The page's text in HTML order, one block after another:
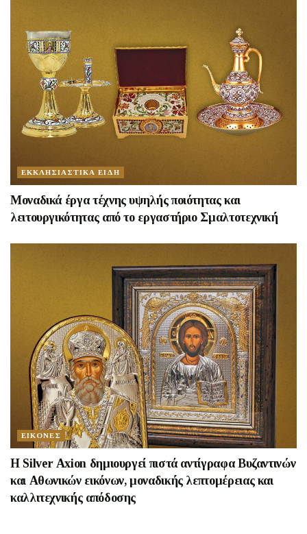
ΕΚΚΛΗΣΙΑΣΤΙΚΑ ΕΙΔΗ
Mοναδικά έργα τέχνης υψηλής ποιότητας και
λειτουργικότητας από το εργαστήριο Σμαλτοτεχνική
ΕΙΚΟΝΕΣ
Η Silver Axion δημιουργεί πιστά αντίγραφα Βυζαντινών
και Αθωνικών εικόνων, μοναδικής λεπτομέρειας και
καλλιτεχνικής απόδοσης